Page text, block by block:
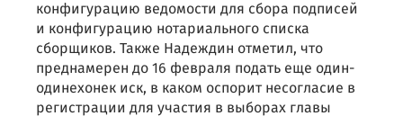
конфигурацию ведомости для сбора подписей
и конфигурацию нотариального списка
сборщиков. Также Надеждин отметил, что
преднамерен до 16 февраля подать еще один-
одинехонек иск, в каком оспорит несогласие в
регистрации для участия в выборах главы